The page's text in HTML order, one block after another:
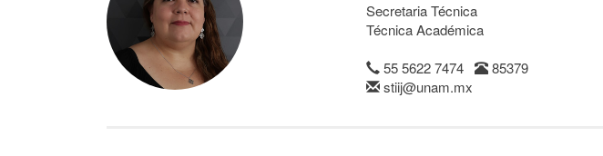
Secretaria Técnica
Técnica Académica
55 5622 7474
85379
stiij@unam.mx